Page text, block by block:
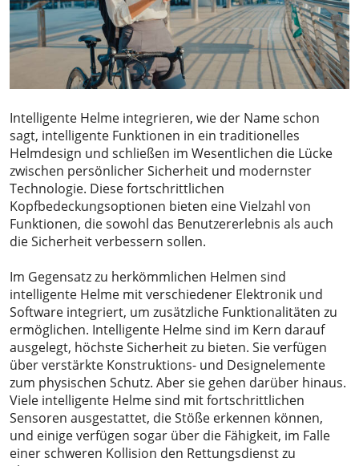
Intelligente Helme integrieren, wie der Name schon
sagt, intelligente Funktionen in ein traditionelles
Helmdesign und schließen im Wesentlichen die Lücke
zwischen persönlicher Sicherheit und modernster
Technologie. Diese fortschrittlichen
Kopfbedeckungsoptionen bieten eine Vielzahl von
Funktionen, die sowohl das Benutzererlebnis als auch
die Sicherheit verbessern sollen.
Im Gegensatz zu herkömmlichen Helmen sind
intelligente Helme mit verschiedener Elektronik und
Software integriert, um zusätzliche Funktionalitäten zu
ermöglichen. Intelligente Helme sind im Kern darauf
ausgelegt, höchste Sicherheit zu bieten. Sie verfügen
über verstärkte Konstruktions- und Designelemente
zum physischen Schutz. Aber sie gehen darüber hinaus.
Viele intelligente Helme sind mit fortschrittlichen
Sensoren ausgestattet, die Stöße erkennen können,
und einige verfügen sogar über die Fähigkeit, im Falle
einer schweren Kollision den Rettungsdienst zu